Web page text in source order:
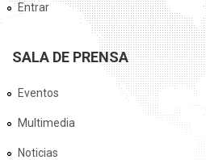
Entrar
SALA DE PRENSA
Eventos
Multimedia
Noticias